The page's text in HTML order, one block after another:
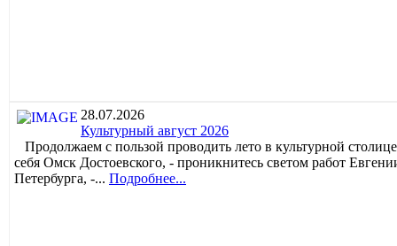
28.07.2026
Культурный август 2026
Продолжаем с пользой проводить лето в культурной
себя Омск Достоевского, - проникнитесь светом работ
Петербурга, -... Подробнее...